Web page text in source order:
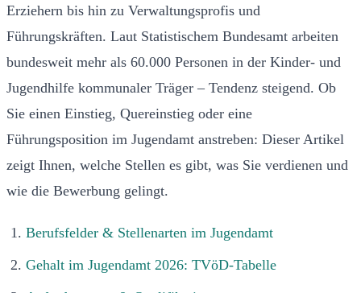
Erziehern bis hin zu Verwaltungsprofis und
Führungskräften. Laut Statistischem Bundesamt arbeiten
bundesweit mehr als 60.000 Personen in der Kinder- und
Jugendhilfe kommunaler Träger – Tendenz steigend. Ob
Sie einen Einstieg, Quereinstieg oder eine
Führungsposition im Jugendamt anstreben: Dieser Artikel
zeigt Ihnen, welche Stellen es gibt, was Sie verdienen und
wie die Bewerbung gelingt.
Berufsfelder & Stellenarten im Jugendamt
Gehalt im Jugendamt 2026: TVöD-Tabelle